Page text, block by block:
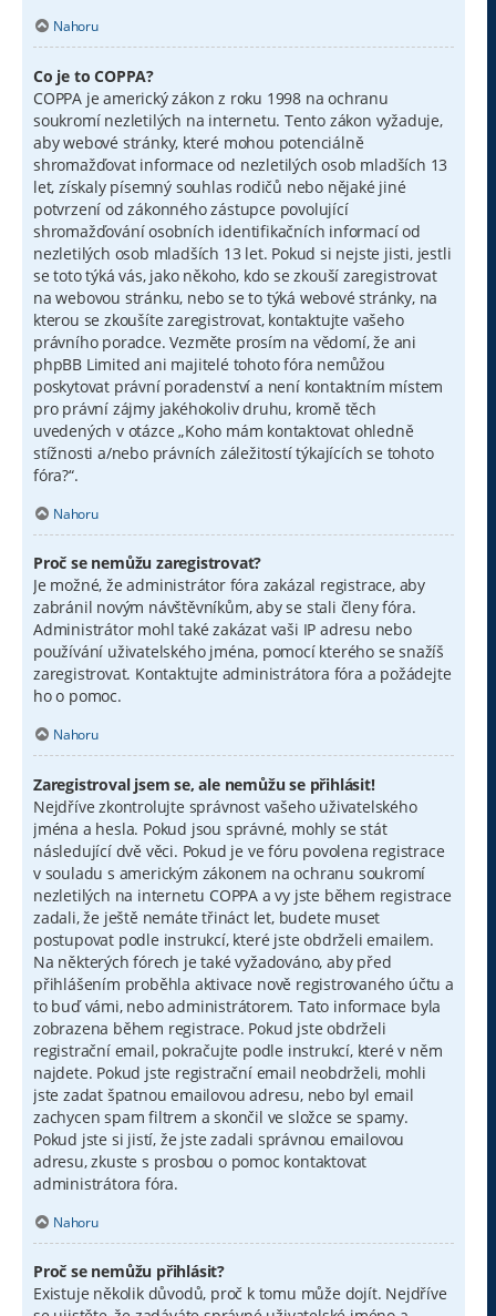
Nahoru
Co je to COPPA?
COPPA je americký zákon z roku 1998 na ochranu
soukromí nezletilých na internetu. Tento zákon vyžaduje,
aby webové stránky, které mohou potenciálně
shromažďovat informace od nezletilých osob mladších 13
let, získaly písemný souhlas rodičů nebo nějaké jiné
potvrzení od zákonného zástupce povolující
shromažďování osobních identifikačních informací od
nezletilých osob mladších 13 let. Pokud si nejste jisti, jestli
se toto týká vás, jako někoho, kdo se zkouší zaregistrovat
na webovou stránku, nebo se to týká webové stránky, na
kterou se zkoušíte zaregistrovat, kontaktujte vašeho
právního poradce. Vezměte prosím na vědomí, že ani
phpBB Limited ani majitelé tohoto fóra nemůžou
poskytovat právní poradenství a není kontaktním místem
pro právní zájmy jakéhokoliv druhu, kromě těch
uvedených v otázce „Koho mám kontaktovat ohledně
stížnosti a/nebo právních záležitostí týkajících se tohoto
fóra?“.
Nahoru
Proč se nemůžu zaregistrovat?
Je možné, že administrátor fóra zakázal registrace, aby
zabránil novým návštěvníkům, aby se stali členy fóra.
Administrátor mohl také zakázat vaši IP adresu nebo
používání uživatelského jména, pomocí kterého se snažíš
zaregistrovat. Kontaktujte administrátora fóra a požádejte
ho o pomoc.
Nahoru
Zaregistroval jsem se, ale nemůžu se přihlásit!
Nejdříve zkontrolujte správnost vašeho uživatelského
jména a hesla. Pokud jsou správné, mohly se stát
následující dvě věci. Pokud je ve fóru povolena registrace
v souladu s americkým zákonem na ochranu soukromí
nezletilých na internetu COPPA a vy jste během registrace
zadali, že ještě nemáte třináct let, budete muset
postupovat podle instrukcí, které jste obdrželi emailem.
Na některých fórech je také vyžadováno, aby před
přihlášením proběhla aktivace nově registrovaného účtu a
to buď vámi, nebo administrátorem. Tato informace byla
zobrazena během registrace. Pokud jste obdrželi
registrační email, pokračujte podle instrukcí, které v něm
najdete. Pokud jste registrační email neobdrželi, mohli
jste zadat špatnou emailovou adresu, nebo byl email
zachycen spam filtrem a skončil ve složce se spamy.
Pokud jste si jistí, že jste zadali správnou emailovou
adresu, zkuste s prosbou o pomoc kontaktovat
administrátora fóra.
Nahoru
Proč se nemůžu přihlásit?
Existuje několik důvodů, proč k tomu může dojít. Nejdříve